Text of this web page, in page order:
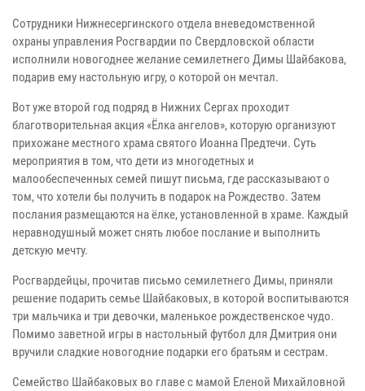
Сотрудники Нижнесергинского отдела вневедомственной
охраны управления Росгвардии по Свердловской области
исполнили новогоднее желание семилетнего Димы Шайбакова,
подарив ему настольную игру, о которой он мечтал.
Вот уже второй год подряд в Нижних Сергах проходит
благотворительная акция «Ёлка ангелов», которую организуют
прихожане местного храма святого Иоанна Предтечи. Суть
мероприятия в том, что дети из многодетных и
малообеспеченных семей пишут письма, где рассказывают о
том, что хотели бы получить в подарок на Рождество. Затем
послания размещаются на ёлке, установленной в храме. Каждый
неравнодушный может снять любое послание и выполнить
детскую мечту.
Росгвардейцы, прочитав письмо семилетнего Димы, приняли
решение подарить семье Шайбаковых, в которой воспитываются
три мальчика и три девочки, маленькое рождественское чудо.
Помимо заветной игры в настольный футбол для Дмитрия они
вручили сладкие новогодние подарки его братьям и сестрам.
Семейство Шайбаковых во главе с мамой Еленой Михайловной